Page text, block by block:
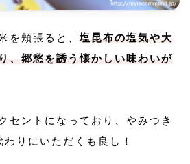
を頬張ると、塩昆布の塩気や大
、郷愁を誘う懐かしい味わいが
セントになっており、やみつき
りにいただくも良し！